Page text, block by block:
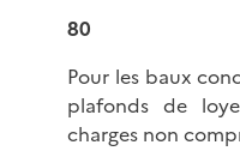
80
Pour les baux
plafonds de
charges non